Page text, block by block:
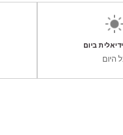
ביום
היום